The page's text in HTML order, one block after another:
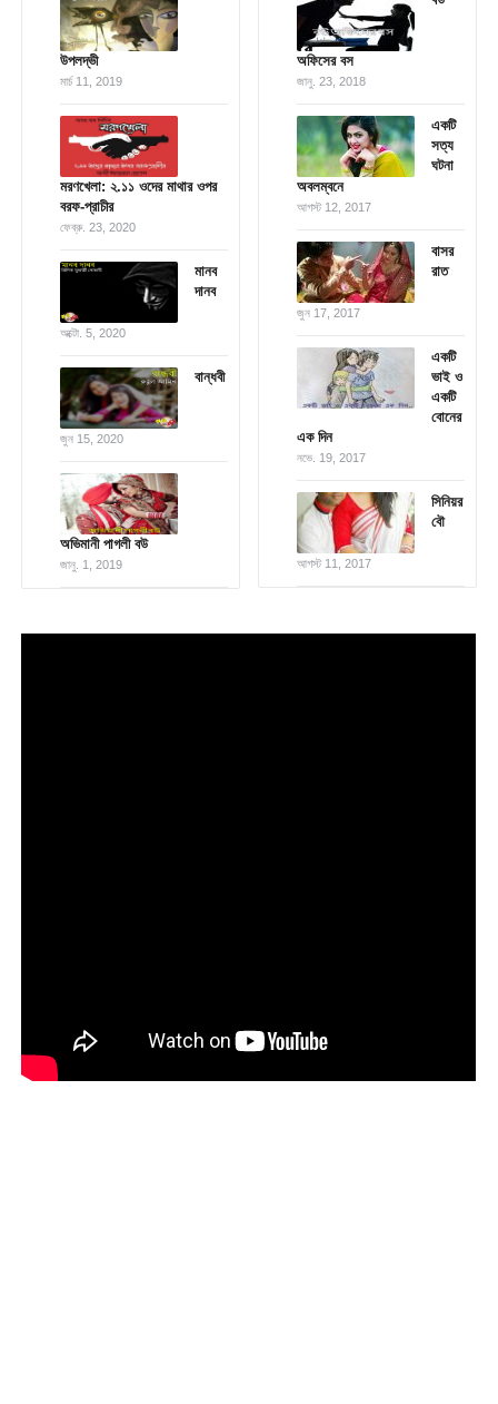
উপলদ্ভী
মার্চ 11, 2019
মরণখেলা: ২.১১ ওদের মাথার ওপর
বরফ-প্রাচীর
ফেব্রু. 23, 2020
মানব
দানব
অক্টো. 5, 2020
বান্ধবী
জুন 15, 2020
অভিমানী পাগলী বউ
জানু. 1, 2019
অফিসের বস
জানু. 23, 2018
একটি
সত্য
ঘটনা
অবলম্বনে
আগস্ট 12, 2017
বাসর
রাত
জুন 17, 2017
একটি
ভাই ও
একটি
বোনের
এক দিন
নভে. 19, 2017
সিনিয়র
বৌ
আগস্ট 11, 2017